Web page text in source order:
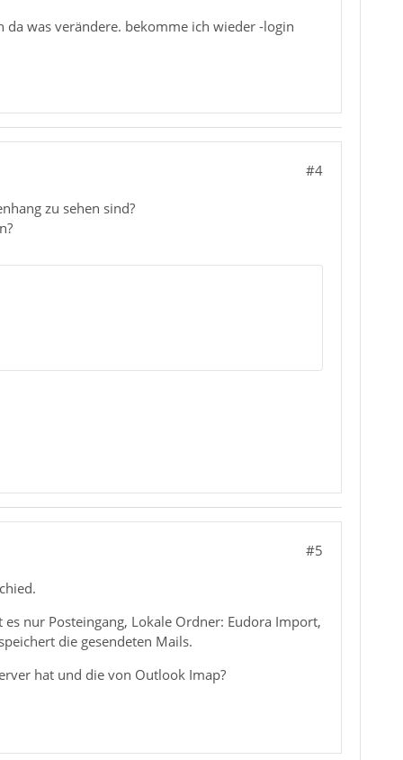
da was verändere. bekomme ich wieder -login
#4
zu sehen sind?
#5
nur Posteingang, Lokale Ordner: Eudora Import,
die gesendeten Mails.
hat und die von Outlook Imap?